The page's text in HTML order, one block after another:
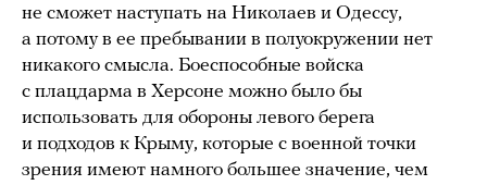
не сможет наступать на Николаев и Одессу,
а потому в ее пребывании в полуокружении нет
никакого смысла. Боеспособные войска
с плацдарма в Херсоне можно было бы
использовать для обороны левого берега
и подходов к Крыму, которые с военной точки
зрения имеют намного большее значение, чем